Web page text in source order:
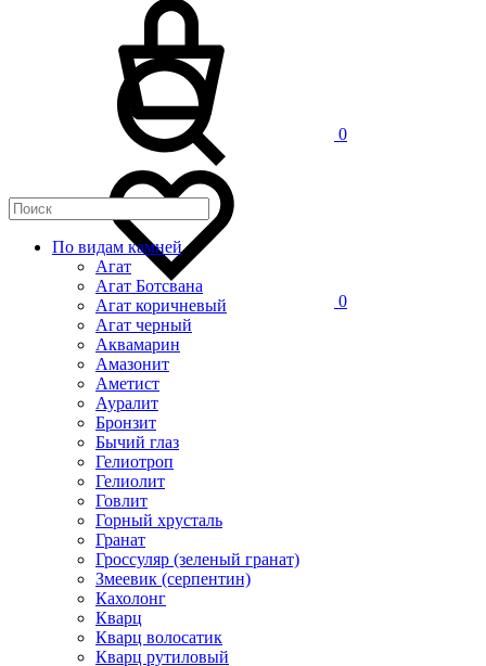
0
0
По видам камней
Агат
Агат Ботсвана
Агат коричневый
Агат черный
Аквамарин
Амазонит
Аметист
Ауралит
Бронзит
Бычий глаз
Гелиотроп
Гелиолит
Говлит
Горный хрусталь
Гранат
Гроссуляр (зеленый гранат)
Змеевик (серпентин)
Кахолонг
Кварц
Кварц волосатик
Кварц рутиловый